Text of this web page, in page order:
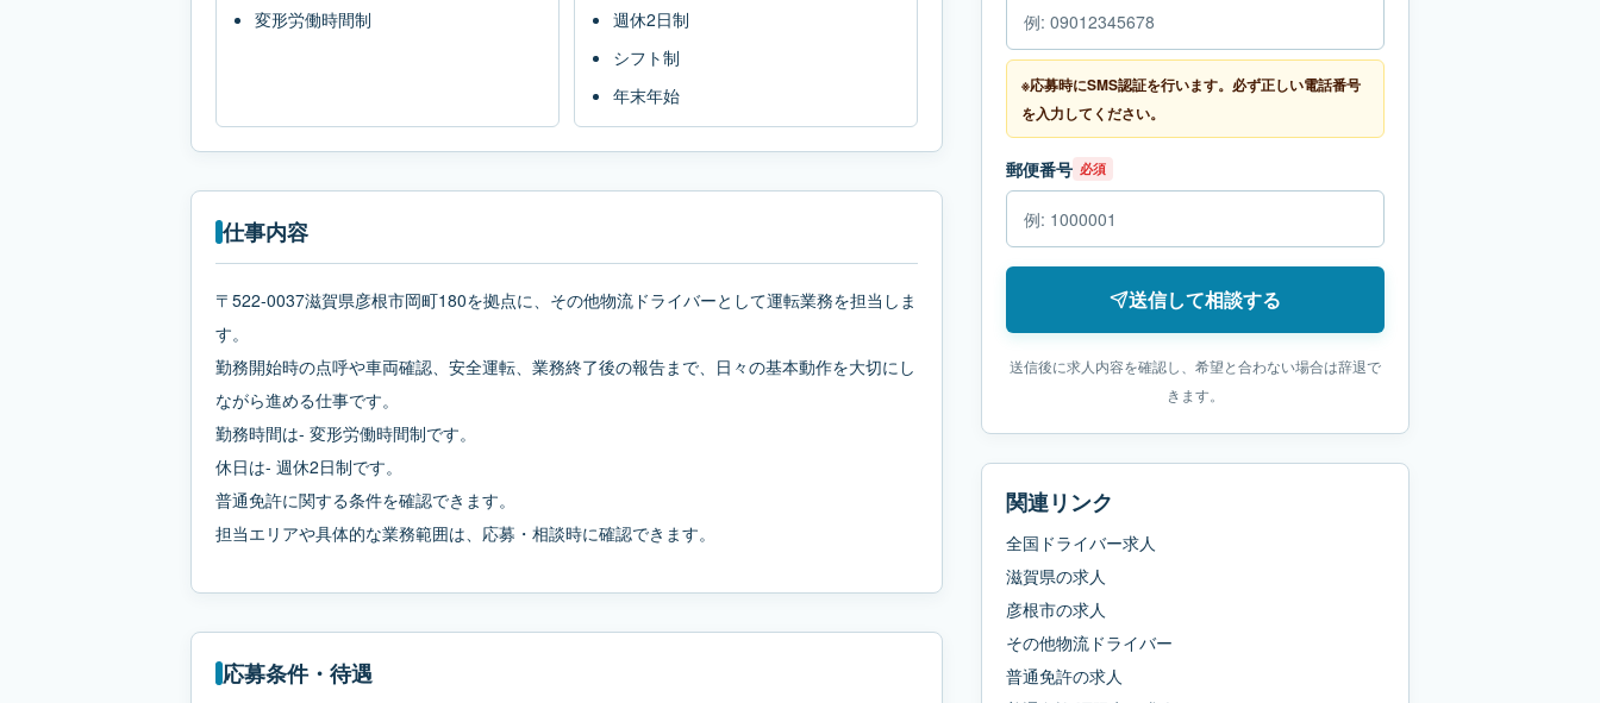
変形労働時間制
週休2日制
シフト制
年末年始
仕事内容
〒522-0037滋賀県彦根市岡町180を拠点に、その他物流ドライバーとして運転業務を担当しま
す。
勤務開始時の点呼や車両確認、安全運転、業務終了後の報告まで、日々の基本動作を大切にし
ながら進める仕事です。
勤務時間は- 変形労働時間制です。
休日は- 週休2日制です。
普通免許に関する条件を確認できます。
担当エリアや具体的な業務範囲は、応募・相談時に確認できます。
応募条件・待遇
※応募時にSMS認証を行います。必ず正しい電話番号
を入力してください。
郵便番号 必須
送信して相談する
送信後に求人内容を確認し、希望と合わない場合は辞退で
きます。
関連リンク
全国ドライバー求人
滋賀県の求人
彦根市の求人
その他物流ドライバー
普通免許の求人